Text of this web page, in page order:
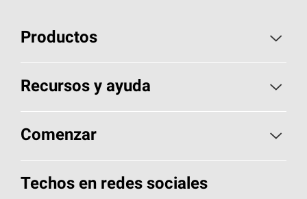
Productos
Elija sus tejas
Encuentre un contratista
Componentes para techos
Recursos y ayuda
Aspectos básicos sobre techos
Herramientas de diseño y color
Comenzar
Llame al 1-800-GET-PINK®
Techos en redes sociales